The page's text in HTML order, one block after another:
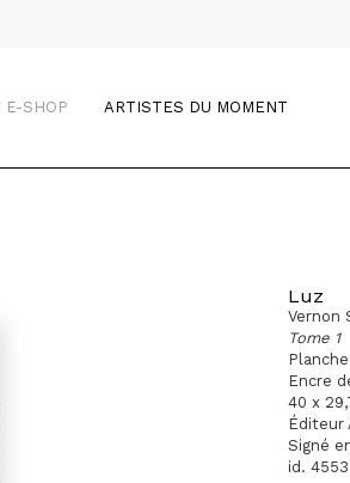
E-SHOP ARTISTES DU MOMENT
Luz
Vernon
Tome 1
Encre
40 x
Éditeur
Signé
id.